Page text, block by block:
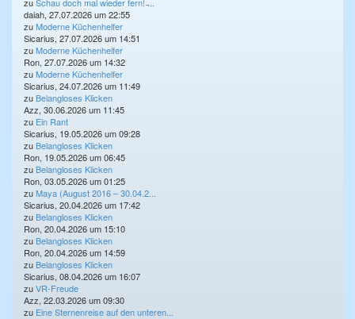
daiah, 27.07.2026 um 22:55
zuModerne Küchenhelfer
Sicarius, 27.07.2026 um 14:51
zuModerne Küchenhelfer
Ron, 27.07.2026 um 14:32
zuModerne Küchenhelfer
Sicarius, 24.07.2026 um 11:49
zu Belangloses Klicken
Azz, 30.06.2026 um 11:45
zu Ein Rant
Sicarius, 19.05.2026 um 09:28
zu Belangloses Klicken
Ron, 19.05.2026 um 06:45
zu Belangloses Klicken
Ron, 03.05.2026 um 01:25
zuMaya (August 2016 – 30.04.2...
Sicarius, 20.04.2026 um 17:42
zu Belangloses Klicken
Ron, 20.04.2026 um 15:10
zu Belangloses Klicken
Ron, 20.04.2026 um 14:59
zu Belangloses Klicken
Sicarius, 08.04.2026 um 16:07
zuVR-Freude
Azz, 22.03.2026 um 09:30
zu Eine Sternenreise auf den unteren...